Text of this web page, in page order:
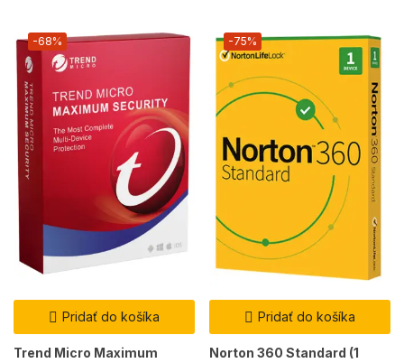
Pridať do košíka
-68%
Trend Micro Maximum
Pridať do košíka
-75%
Norton 360 Standard (1